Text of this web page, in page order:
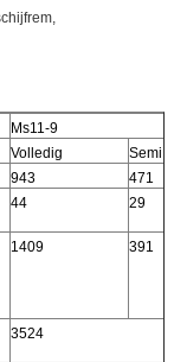
Ms11-9
Volledig
Semi
943
471
44 29
1409 391
3524